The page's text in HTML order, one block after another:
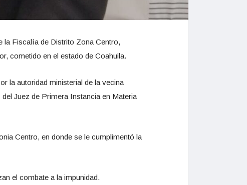
la Fiscalía de Distrito Zona Centro,
cometido en el estado de Coahuila.
la autoridad ministerial de la vecina
Juez de Primera Instancia en Materia
Centro, en donde se le cumplimentó la
el combate a la impunidad.